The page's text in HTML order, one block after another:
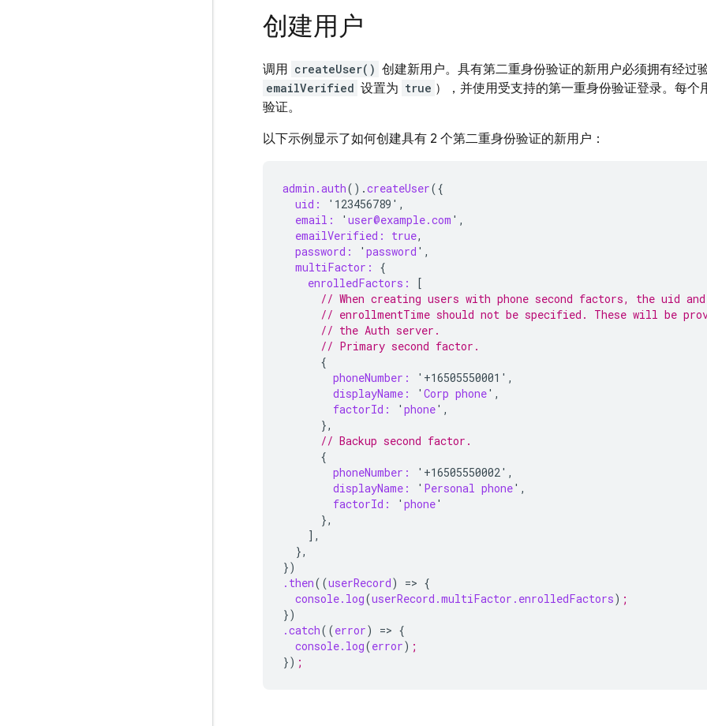
创建用户
调用 createUser() 创建新用户。具有第二重身份验证的新用户必须拥有经过
emailVerified 设置为 true ），并使用受支持的第一重身份验证登录。每个
验证。
以下示例显示了如何创建具有 2 个第二重身份验证的新用户：
admin.auth().createUser({
uid:
'123456789',
email:
' user@example.com ' ,
emailVerified:
true,
password:
' password ' ,
multiFactor:
{
enrolledFactors:
[
// When creating users with phone second factors, the uid and
// enrollmentTime should not be specified. These will be
// the Auth server.
// Primary second factor.
{
phoneNumber:
'+16505550001',
displayName:
' Corp phone' ,
factorId:
' phone' ,
},
// Backup second factor.
{
phoneNumber:
'+16505550002',
displayName:
' Personal phone' ,
factorId:
' phone'
},
],
},
})
.then((userRecord) => {
console.log(userRecord.multiFactor.enrolledFactors) ;
})
.catch((error) => {
console.log(error) ;
}) ;